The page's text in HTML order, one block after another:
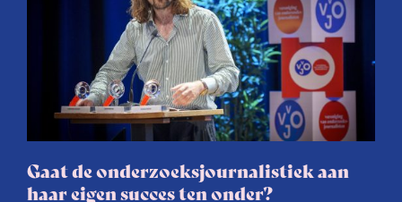
procedure rond het eigen werk. Dat kost
journalisten tijd, ook ervaren zij stress en
soms worden publicaties aangepast of
gaat de hele publicatie zelfs niet door.
Gaat de onderzoeksjournalistiek aan
haar eigen succes ten onder?